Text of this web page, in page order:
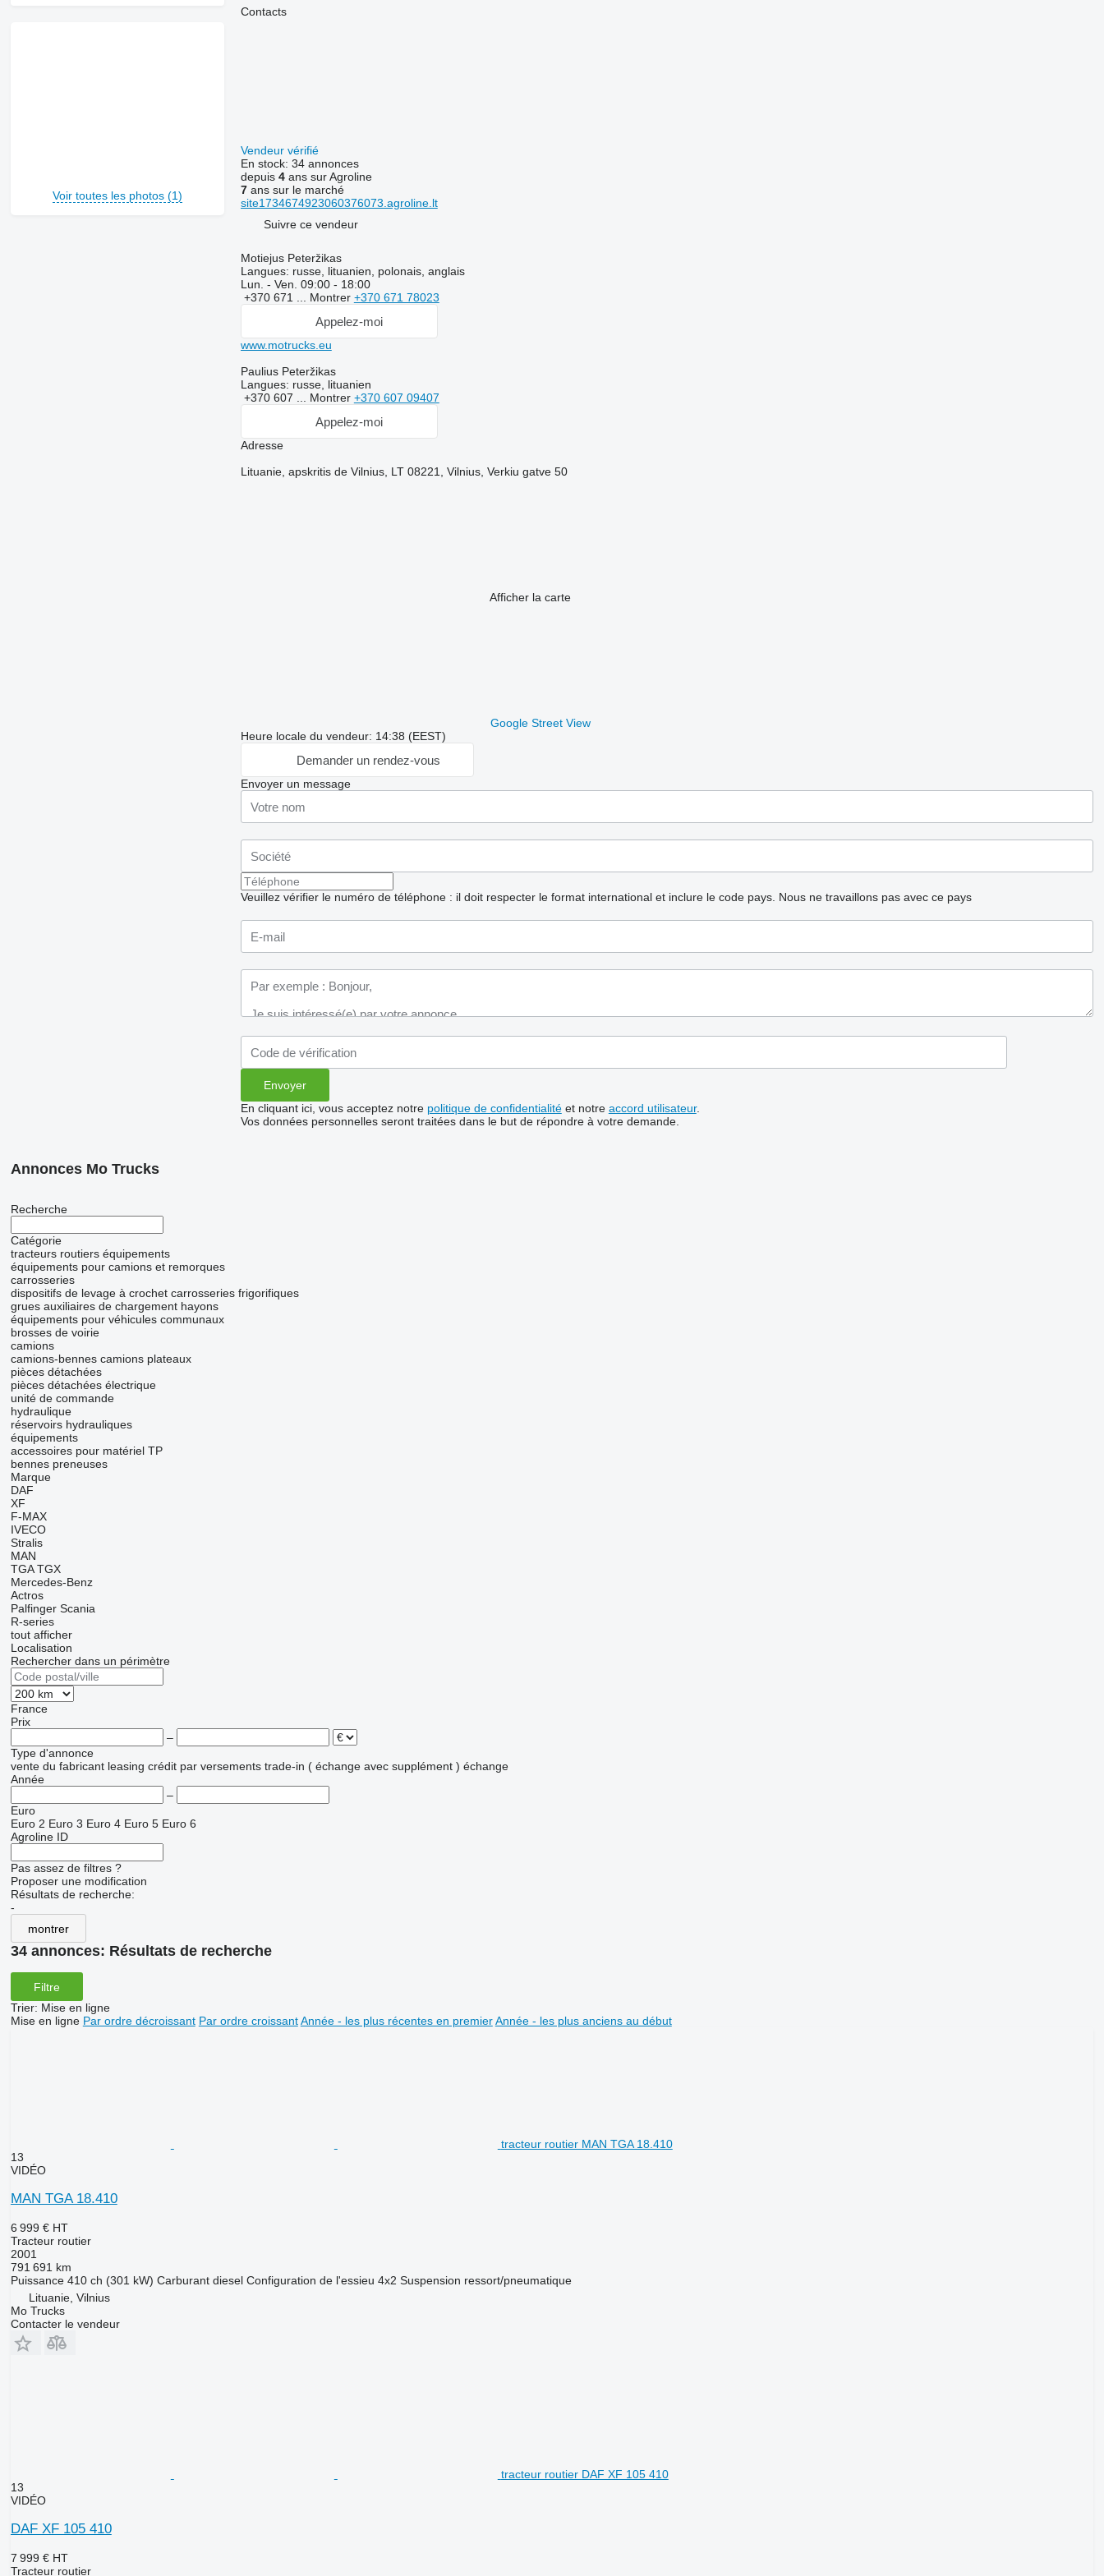
Voir toutes les photos (1)
Contacts
Vendeur vérifié
En stock: 34 annonces
depuis 4ans sur Agroline
7ans sur le marché
site1734674923060376073.agroline.lt
Suivre ce vendeur
Motiejus Peteržikas
Langues: russe, lituanien, polonais, anglais
Lun. - Ven. 09:00 - 18:00
+370 671 ... Montrer +370 671 78023
Appelez-moi
www.motrucks.eu
Paulius Peteržikas
Langues: russe, lituanien
+370 607 ... Montrer +370 607 09407
Appelez-moi
Adresse
Lituanie, apskritis de Vilnius, LT 08221, Vilnius, Verkiu gatve 50
Afficher la carte
Google Street View
Heure locale du vendeur: 14:38 (EEST)
Demander un rendez-vous
Envoyer un message
Veuillez vérifier le numéro de téléphone : il doit respecter le format international et inclure le code pays. Nous ne travaillons pas avec ce pays
En cliquant ici, vous acceptez notre politique de confidentialitéet notre accord utilisateur.
Vos données personnelles seront traitées dans le but de répondre à votre demande.
Annonces Mo Trucks
Recherche
Catégorie
tracteurs routiers équipements
équipements pour camions et remorques
carrosseries
dispositifs de levage à crochet carrosseries frigorifiques
grues auxiliaires de chargement hayons
équipements pour véhicules communaux
brosses de voirie
camions
camions-bennes camions plateaux
pièces détachées
pièces détachées électrique
unité de commande
hydraulique
réservoirs hydrauliques
équipements
accessoires pour matériel TP
bennes preneuses
Marque
DAF
XF
F-MAX
IVECO
Stralis
MAN
TGA TGX
Mercedes-Benz
Actros
Palfinger Scania
R-series
tout afficher
Localisation
Rechercher dans un périmètre
France
Prix
–
Type d'annonce
vente du fabricant leasing crédit par versements trade-in ( échange avec supplément ) échange
Année
–
Euro
Euro 2 Euro 3 Euro 4 Euro 5 Euro 6
Agroline ID
Pas assez de filtres ?
Proposer une modification
Résultats de recherche:
-
montrer
34 annonces: Résultats de recherche
Filtre
Trier: Mise en ligne
Mise en ligne Par ordre décroissant Par ordre croissant Année - les plus récentes en premier Année - les plus anciens au début
tracteur routier MAN TGA 18.410
13
VIDÉO
MAN TGA 18.410
6 999 € HT
Tracteur routier
2001
791 691 km
Puissance 410 ch (301 kW) Carburant diesel Configuration de l'essieu 4x2 Suspension ressort/pneumatique
Lituanie, Vilnius
Mo Trucks
Contacter le vendeur
tracteur routier DAF XF 105 410
13
VIDÉO
DAF XF 105 410
7 999 € HT
Tracteur routier